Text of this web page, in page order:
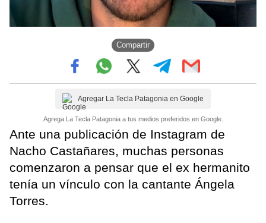
Compartir
Agregar La Tecla Patagonia en Google
Agrega La Tecla Patagonia a tus medios preferidos en Google.
Ante una publicación de Instagram de
Nacho Castañares, muchas personas
comenzaron a pensar que el ex hermanito
tenía un vínculo con la cantante Ángela
Torres.